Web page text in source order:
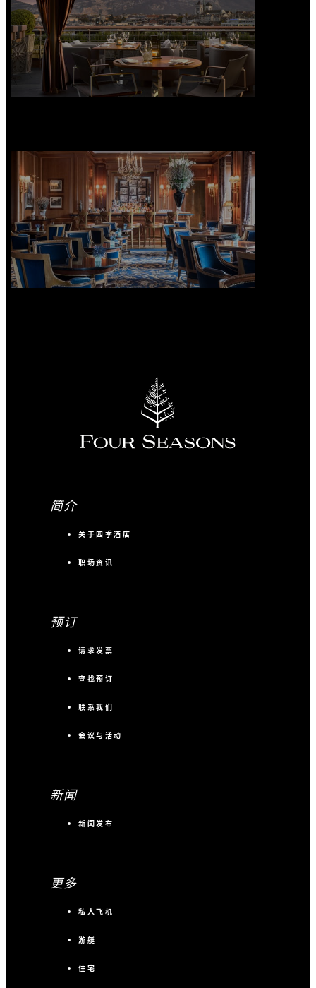
简介
关于四季酒店
职场资讯
预订
请求发票
查找预订
联系我们
会议与活动
新闻
新闻发布
更多
私人飞机
游艇
住宅